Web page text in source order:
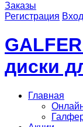
Заказы
Регистрация Вход
диски
Главная